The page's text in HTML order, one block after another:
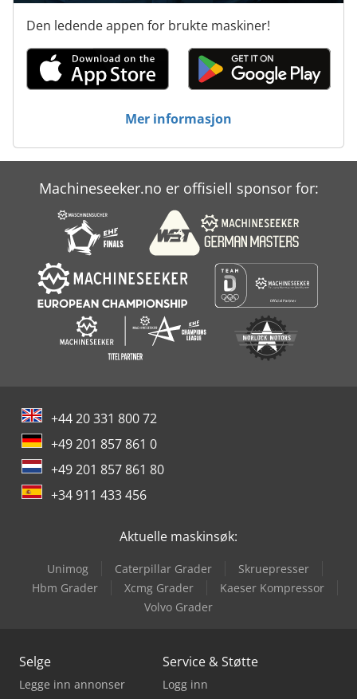
Den ledende appen for brukte maskiner!
Mer informasjon
Machineseeker.no er offisiell sponsor for:
+44 20 331 800 72
+49 201 857 861 0
+49 201 857 861 80
+34 911 433 456
Aktuelle maskinsøk:
Unimog Caterpillar Grader
Skruepresser
Hbm Grader
Xcmg Grader
Kaeser Kompressor
Volvo Grader
Selge
Legge inn annonser
Service & Støtte
Logg inn